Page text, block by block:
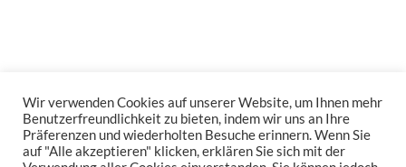
Wir verwenden Cookies auf unserer Website, um Ihnen mehr
Benutzerfreundlichkeit zu bieten, indem wir uns an Ihre
Präferenzen und wiederholten Besuche erinnern. Wenn Sie
auf "Alle akzeptieren" klicken, erklären Sie sich mit der